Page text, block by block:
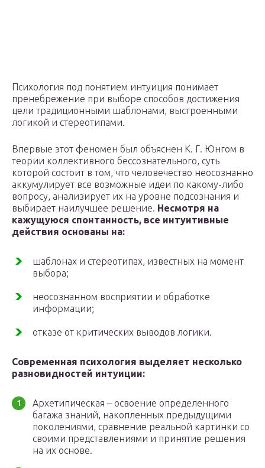
Психология под понятием интуиция понимает
пренебрежение при выборе способов достижения
цели традиционными шаблонами, выстроенными
логикой и стереотипами.
Впервые этот феномен был объяснен К. Г. Юнгом в
теории коллективного бессознательного, суть
которой состоит в том, что человечество неосознанно
аккумулирует все возможные идеи по какому-либо
вопросу, анализирует их на уровне подсознания и
выбирает наилучшее решение. Несмотря на
кажущуюся спонтанность, все интуитивные
действия основаны на:
шаблонах и стереотипах, известных на момент
выбора;
неосознанном восприятии и обработке
информации;
отказе от критических выводов логики.
Современная психология выделяет несколько
разновидностей интуиции:
Архетипическая – освоение определенного
багажа знаний, накопленных предыдущими
поколениями, сравнение реальной картинки со
своими представлениями и принятие решения
на их основе.